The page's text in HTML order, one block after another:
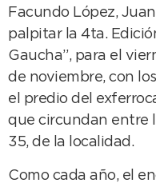
Facundo López,
palpitar la 4ta.
Gaucha”, para el
de noviembre, con
el predio del
que circundan entre
35, de la localidad.
Como cada año, el